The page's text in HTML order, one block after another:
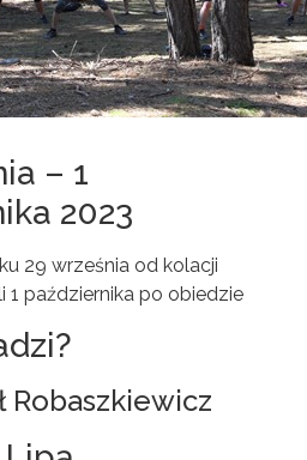
– 1
2023
29 września od kolacji
1 października po obiedzie
Robaszkiewicz